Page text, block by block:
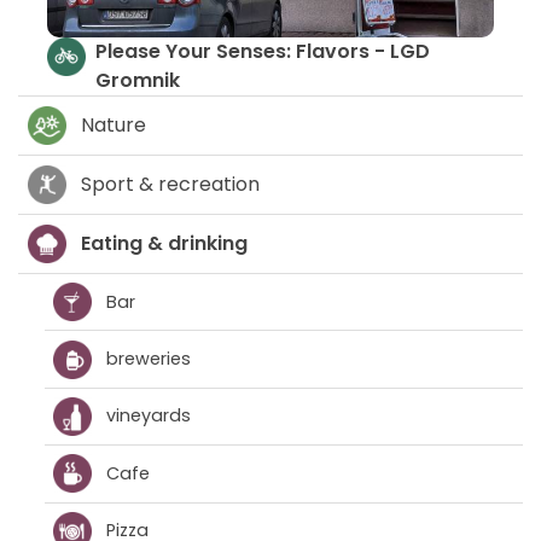
Please Your Senses: Flavors - LGD
Gromnik
Nature
Sport & recreation
Eating & drinking
Bar
breweries
vineyards
Cafe
Pizza